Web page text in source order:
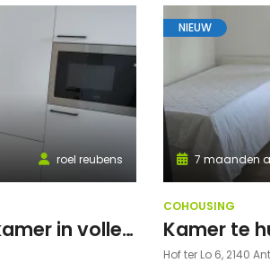
roel reubens
stijlvolle studentenkamer in volledig gerenoveerd studentenhuis
NIEUW
7 maanden
COHOUSING
Kamer te
Hof ter Lo 6, 2140